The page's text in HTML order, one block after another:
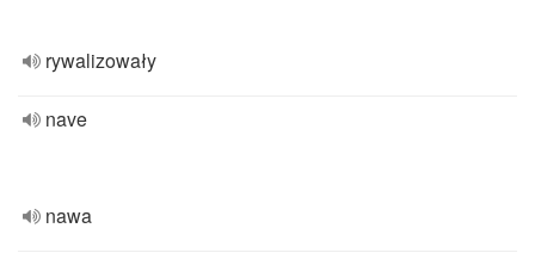
rywalizowały
nave
nawa